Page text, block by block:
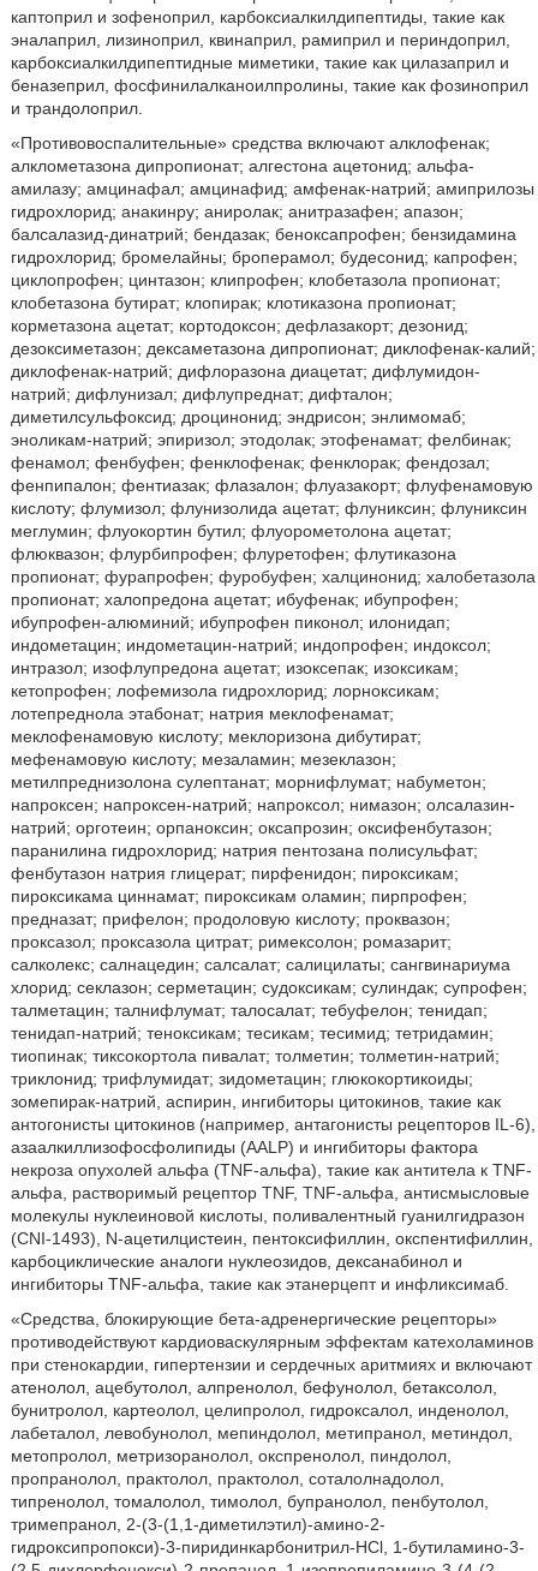
каптоприл и зофеноприл, карбоксиалкилдипептиды, такие как
эналаприл, лизиноприл, квинаприл, рамиприл и периндоприл,
карбоксиалкилдипептидные миметики, такие как цилазаприл и
беназеприл, фосфинилалканоилпролины, такие как фозиноприл
и трандолоприл.
«Противовоспалительные» средства включают алклофенак;
алклометазона дипропионат; алгестона ацетонид; альфа-
амилазу; амцинафал; амцинафид; амфенак-натрий; амиприлозы
гидрохлорид; анакинру; аниролак; анитразафен; апазон;
балсалазид-динатрий; бендазак; беноксапрофен; бензидамина
гидрохлорид; бромелайны; броперамол; будесонид; капрофен;
циклопрофен; цинтазон; клипрофен; клобетазола пропионат;
клобетазона бутират; клопирак; клотиказона пропионат;
корметазона ацетат; кортодоксон; дефлазакорт; дезонид;
дезоксиметазон; дексаметазона дипропионат; диклофенак-калий;
диклофенак-натрий; дифлоразона диацетат; дифлумидон-
натрий; дифлунизал; дифлупреднат; дифталон;
диметилсульфоксид; дроцинонид; эндрисон; энлимомаб;
эноликам-натрий; эпиризол; этодолак; этофенамат; фелбинак;
фенамол; фенбуфен; фенклофенак; фенклорак; фендозал;
фенпипалон; фентиазак; флазалон; флуазакорт; флуфенамовую
кислоту; флумизол; флунизолида ацетат; флуниксин; флуниксин
меглумин; флуокортин бутил; флуорометолона ацетат;
флюквазон; флурбипрофен; флуретофен; флутиказона
пропионат; фурапрофен; фуробуфен; халцинонид; халобетазола
пропионат; халопредона ацетат; ибуфенак; ибупрофен;
ибупрофен-алюминий; ибупрофен пиконол; илонидап;
индометацин; индометацин-натрий; индопрофен; индоксол;
интразол; изофлупредона ацетат; изоксепак; изоксикам;
кетопрофен; лофемизола гидрохлорид; лорноксикам;
лотепреднола этабонат; натрия меклофенамат;
меклофенамовую кислоту; меклоризона дибутират;
мефенамовую кислоту; мезаламин; мезеклазон;
метилпреднизолона сулептанат; морнифлумат; набуметон;
напроксен; напроксен-натрий; напроксол; нимазон; олсалазин-
натрий; орготеин; орпаноксин; оксапрозин; оксифенбутазон;
паранилина гидрохлорид; натрия пентозана полисульфат;
фенбутазон натрия глицерат; пирфенидон; пироксикам;
пироксикама циннамат; пироксикам оламин; пирпрофен;
предназат; прифелон; продоловую кислоту; проквазон;
проксазол; проксазола цитрат; римексолон; ромазарит;
салколекс; салнацедин; салсалат; салицилаты; сангвинариума
хлорид; секлазон; серметацин; судоксикам; сулиндак; супрофен;
талметацин; талнифлумат; талосалат; тебуфелон; тенидап;
тенидап-натрий; теноксикам; тесикам; тесимид; тетридамин;
тиопинак; тиксокортола пивалат; толметин; толметин-натрий;
триклонид; трифлумидат; зидометацин; глюкокортикоиды;
зомепирак-натрий, аспирин, ингибиторы цитокинов, такие как
антогонисты цитокинов (например, антагонисты рецепторов IL-6),
азаалкиллизофосфолипиды (AALP) и ингибиторы фактора
некроза опухолей альфа (TNF-альфа), такие как антитела к TNF-
альфа, растворимый рецептор TNF, TNF-альфа, антисмысловые
молекулы нуклеиновой кислоты, поливалентный гуанилгидразон
(CNI-1493), N-ацетилцистеин, пентоксифиллин, окспентифиллин,
карбоциклические аналоги нуклеозидов, дексанабинол и
ингибиторы TNF-альфа, такие как этанерцепт и инфликсимаб.
«Средства, блокирующие бета-адренергические рецепторы»
противодействуют кардиоваскулярным эффектам катехоламинов
при стенокардии, гипертензии и сердечных аритмиях и включают
атенолол, ацебутолол, алпренолол, бефунолол, бетаксолол,
бунитролол, картеолол, целипролол, гидроксалол, инденолол,
лабеталол, левобунолол, мепиндолол, метипранол, метиндол,
метопролол, метризоранолол, окспренолол, пиндолол,
пропранолол, практолол, практолол, соталолнадолол,
типренолол, томалолол, тимолол, бупранолол, пенбутолол,
тримепранол, 2-(3-(1,1-диметилэтил)-амино-2-
гидроксипропокси)-3-пиридинкарбонитрил-HCl, 1-бутиламино-3-